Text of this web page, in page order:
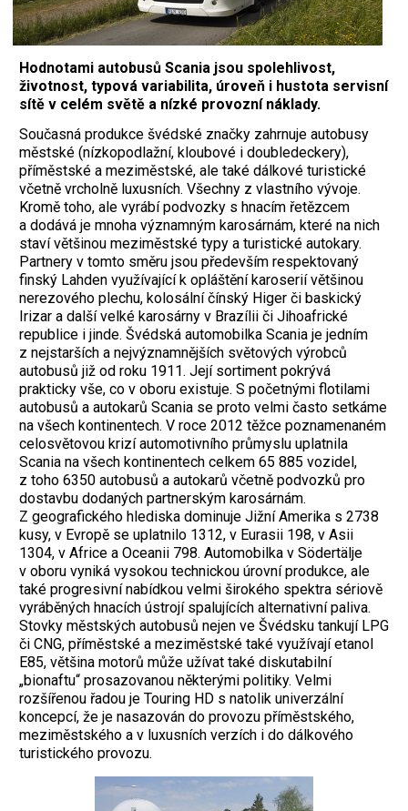
Hodnotami autobusů Scania jsou spolehlivost,
životnost, typová variabilita, úroveň i hustota servisní
sítě v celém světě a nízké provozní náklady.
Současná produkce švédské značky zahrnuje autobusy
městské (nízkopodlažní, kloubové i doubledeckery),
příměstské a meziměstské, ale také dálkové turistické
včetně vrcholně luxusních. Všechny z vlastního vývoje.
Kromě toho, ale vyrábí podvozky s hnacím řetězcem
a dodává je mnoha významným karosárnám, které na nich
staví většinou meziměstské typy a turistické autokary.
Partnery v tomto směru jsou především respektovaný
finský Lahden využívající k opláštění karoserií většinou
nerezového plechu, kolosální čínský Higer či baskický
Irizar a další velké karosárny v Brazílii či Jihoafrické
republice i jinde. Švédská automobilka Scania je jedním
z nejstarších a nejvýznamnějších světových výrobců
autobusů již od roku 1911. Její sortiment pokrývá
prakticky vše, co v oboru existuje. S početnými flotilami
autobusů a autokarů Scania se proto velmi často setkáme
na všech kontinentech. V roce 2012 těžce poznamenaném
celosvětovou krizí automotivního průmyslu uplatnila
Scania na všech kontinentech celkem 65 885 vozidel,
z toho 6350 autobusů a autokarů včetně podvozků pro
dostavbu dodaných partnerským karosárnám.
Z geografického hlediska dominuje Jižní Amerika s 2738
kusy, v Evropě se uplatnilo 1312, v Eurasii 198, v Asii
1304, v Africe a Oceanii 798. Automobilka v Södertälje
v oboru vyniká vysokou technickou úrovní produkce, ale
také progresivní nabídkou velmi širokého spektra sériově
vyráběných hnacích ústrojí spalujících alternativní paliva.
Stovky městských autobusů nejen ve Švédsku tankují LPG
či CNG, příměstské a meziměstské také využívají etanol
E85, většina motorů může užívat také diskutabilní
„bionaftu“ prosazovanou některými politiky. Velmi
rozšířenou řadou je Touring HD s natolik univerzální
koncepcí, že je nasazován do provozu příměstského,
meziměstského a v luxusních verzích i do dálkového
turistického provozu.